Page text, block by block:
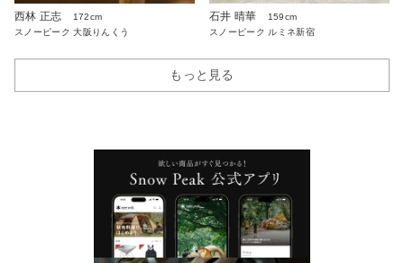
西林 正志
172cm
スノーピーク 大阪りんくう
石井 晴華
159cm
スノーピーク ルミネ新宿
もっと見る